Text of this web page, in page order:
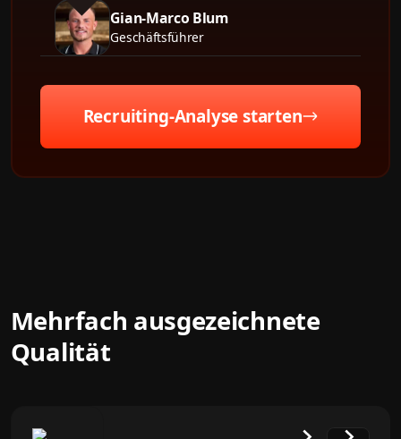
Gian-Marco Blum
Geschäftsführer
Recruiting-Analyse starten
Mehrfach ausgezeichnete
Qualität